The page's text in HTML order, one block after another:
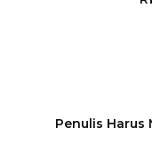
Penulis Harus